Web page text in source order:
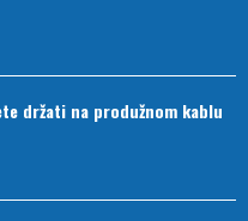
držati na produžnom kablu